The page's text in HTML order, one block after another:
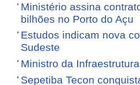
Ministério assina
bilhões no Porto do Açu
Estudos indicam nova
Sudeste
Ministro da
Sepetiba Tecon